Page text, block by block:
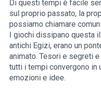
Di questi tempi è facile
sul proprio passato, la
possiamo chiamare
I giochi dissipano questa
antichi Egizi, erano un
animato. Tesori e segreti
tutti i tempi convergono in
emozioni e idee.